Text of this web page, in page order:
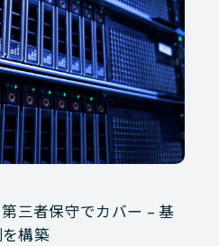
三者保守でカバー – 基
構築